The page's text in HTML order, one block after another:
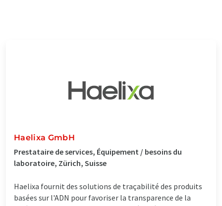
Haelixa GmbH
Prestataire de services, Équipement / besoins du
laboratoire, Zürich, Suisse
Haelixa fournit des solutions de traçabilité des produits
basées sur l'ADN pour favoriser la transparence de la